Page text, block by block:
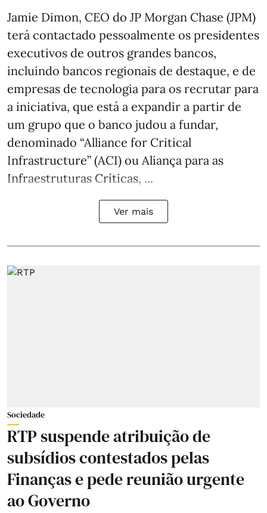
Jamie Dimon, CEO do JP Morgan Chase (JPM)
terá contactado pessoalmente os presidentes
executivos de outros grandes bancos,
incluindo bancos regionais de destaque, e de
empresas de tecnologia para os recrutar para
a iniciativa, que está a expandir a partir de
um grupo que o banco judou a fundar,
denominado “Alliance for Critical
Infrastructure” (ACI) ou Aliança para as
Infraestruturas Críticas, ...
Ver mais
Sociedade
RTP suspende atribuição de
subsídios contestados pelas
Finanças e pede reunião urgente
ao Governo